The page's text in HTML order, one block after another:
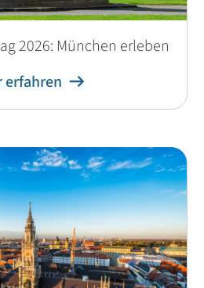
2026: München erleben
erfahren